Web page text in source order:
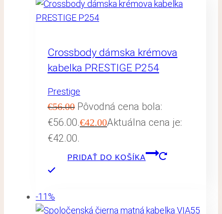
Crossbody dámska krémova
kabelka PRESTIGE P254
Prestige
€56.00 Pôvodná cena bola:
€56.00.€42.00Aktuálna cena je:
€42.00.
PRIDAŤ DO KOŠÍKA
-11%